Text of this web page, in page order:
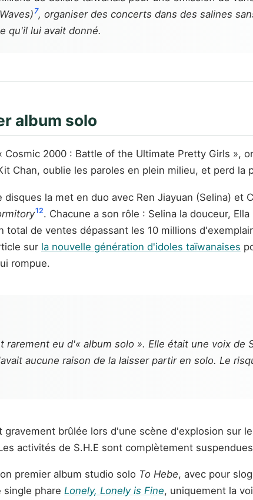
)7, organiser des concerts dans des salines
qu'il lui avait donné.
album solo
2000 : Battle of the Ultimate Pretty Girls »,
Chan, oublie les paroles en plein milieu, et perd la
la met en duo avec Ren Jiayuan (Selina) et
12. Chacune a son rôle : Selina la douceur,
de ventes dépassant les 10 millions
sur la nouvelle génération d'idoles taïwanaises
rompue.
eu d'« album solo ». Elle était une voix de
aucune raison de la laisser partir en solo. Le
brûlée lors d'une scène d'explosion sur
activités de S.H.E sont complètement
premier album studio solo To Hebe, avec pour
single phareLonely, Lonely is Fine, uniquement la